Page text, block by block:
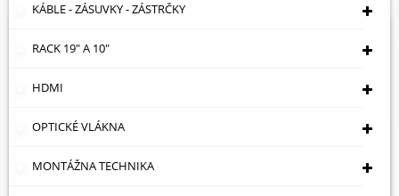
KÁBLE - ZÁSUVKY - ZÁSTRČKY
RACK 19" A 10"
HDMI
OPTICKÉ VLÁKNA
MONTÁŽNA TECHNIKA